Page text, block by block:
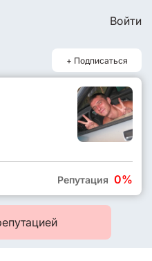
Войти
+ Подписаться
Репутация 0%